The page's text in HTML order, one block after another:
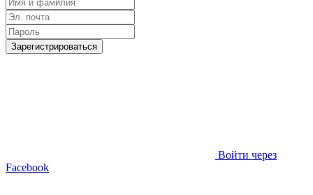
Зарегистрироваться
Войти через
Facebook